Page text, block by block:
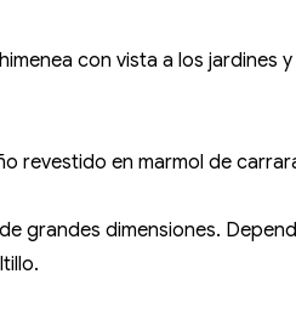
con vista a los jardines y
revestido en marmol de
grandes dimensiones.